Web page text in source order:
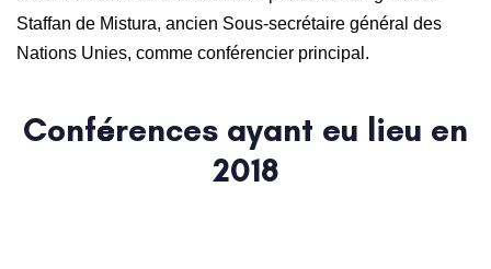
Staffan de Mistura, ancien Sous-secrétaire général des
Nations Unies, comme conférencier principal.
Conférences ayant eu lieu en
2018